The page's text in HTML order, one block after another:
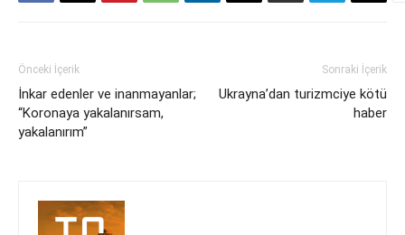
Önceki İçerik
İnkar edenler ve inanmayanlar;
“Koronaya yakalanırsam,
yakalanırım”
Sonraki İçerik
Ukrayna’dan turizmciye kötü
haber